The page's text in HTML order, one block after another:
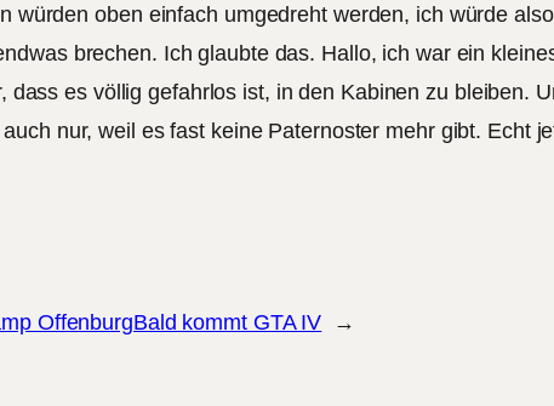
oben einfach umgedreht werden, ich würde
brechen. Ich glaubte das. Hallo, ich war ein
dass es völlig gefahrlos ist, in den Kabinen zu bleiben.
nur, weil es fast keine Paternoster mehr gibt. Echt
OffenburgBald kommt GTA IV →